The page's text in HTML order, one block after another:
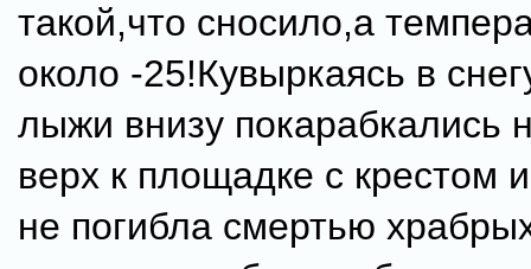
такой,что сносило,а
около -25!Кувыркаясь в
лыжи внизу покарабкались
верх к площадке с крестом
не погибла смертью